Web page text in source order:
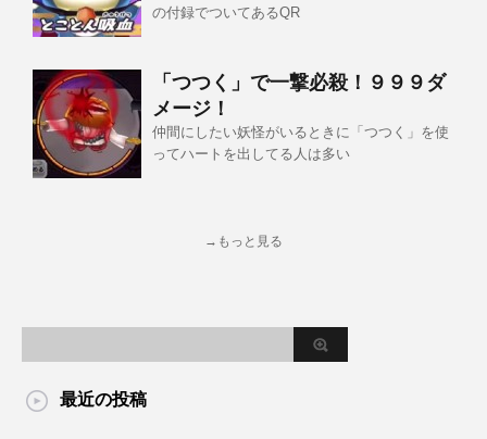
の付録でついてあるQR
「つつく」で一撃必殺！９９９ダ
メージ！
仲間にしたい妖怪がいるときに「つつく」を使
ってハートを出してる人は多い
→もっと見る
最近の投稿